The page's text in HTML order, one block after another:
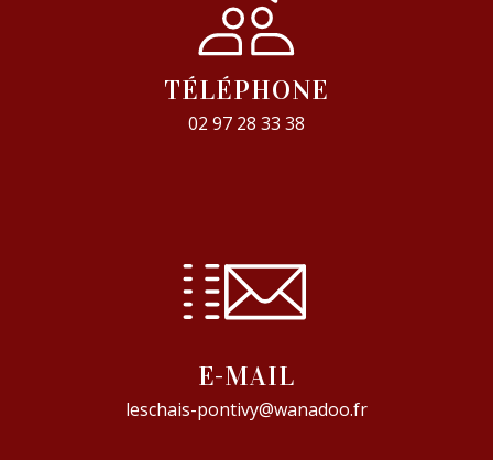
TÉLÉPHONE
02 97 28 33 38
E-MAIL
leschais-pontivy@wanadoo.fr